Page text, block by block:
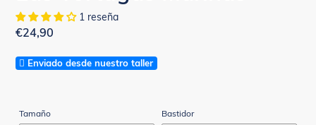
1 reseña
Precio
€24,90
Enviado desde nuestro taller
Tamaño Bastidor